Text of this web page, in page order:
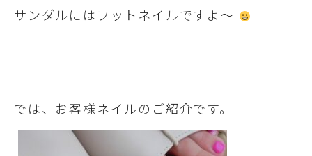
サンダルにはフットネイルですよ～
では、お客様ネイルのご紹介です。